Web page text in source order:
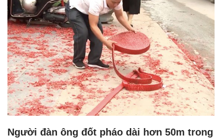
Người đàn ông đốt pháo dài hơn 50m trong